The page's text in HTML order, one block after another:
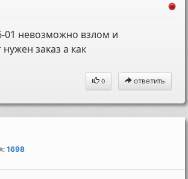
01 невозможно взлом и
заказ а как
0 ответить
1698